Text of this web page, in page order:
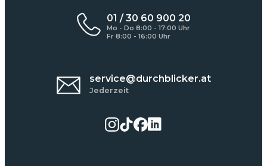
01 / 30 60 900 20
Mo - Do 8:00 - 17:00 Uhr
Fr 8:00 - 16:00 Uhr
service@durchblicker.at
Jederzeit